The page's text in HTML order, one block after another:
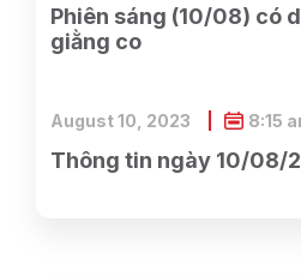
Phiên sáng (10/08) có
giằng co
Thông tin ngày 10/08/
August 10, 2023 8:15